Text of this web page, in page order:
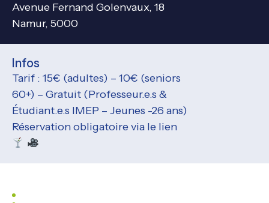
Avenue Fernand Golenvaux, 18
Namur, 5000
Infos
Tarif : 15€ (adultes) – 10€ (seniors
60+) – Gratuit (Professeur.e.s &
Étudiant.e.s IMEP – Jeunes -26 ans)
Réservation obligatoire via le lien